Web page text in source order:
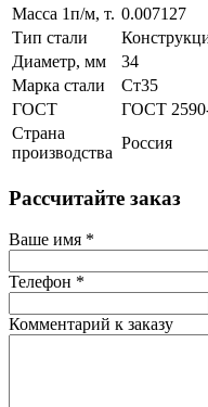
Масса 1п/м, т. 0.007127
Тип стали
Диаметр, мм
34
Марка стали
Ст35
ГОСТ
ГОСТ
Страна
производства
Россия
Рассчитайте заказ
Ваше имя *
Телефон *
Комментарий к заказу